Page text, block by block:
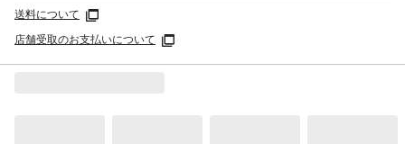
送料について
店舗受取のお支払いについて